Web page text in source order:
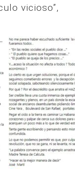
vicioso”,